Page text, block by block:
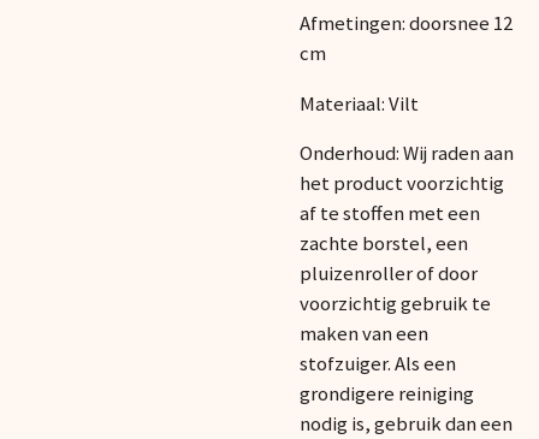
Afmetingen: doorsnee 12
cm
Materiaal: Vilt
Onderhoud: Wij raden aan
het product voorzichtig
af te stoffen met een
zachte borstel, een
pluizenroller of door
voorzichtig gebruik te
maken van een
stofzuiger. Als een
grondigere reiniging
nodig is, gebruik dan een